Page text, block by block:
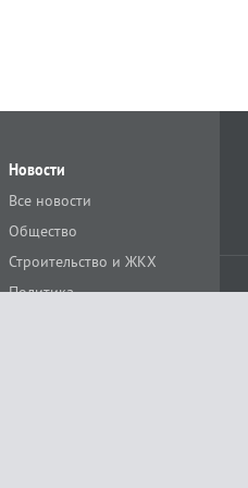
Новости
Все новости
Общество
Строительство и ЖКХ
Политика